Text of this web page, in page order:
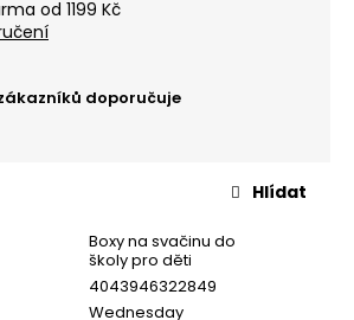
od 1199 Kč
doporučuje
Boxy na svačinu do
školy pro děti
4043946322849
Wednesday
Hlídat